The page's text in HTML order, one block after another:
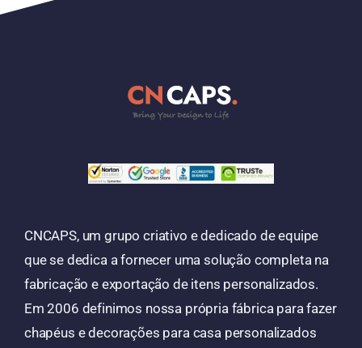
CNCAPS, um grupo criativo e dedicado de equipe
que se dedica a fornecer uma solução completa na
fabricação e exportação de itens personalizados.
Em 2006 definimos nossa própria fábrica para fazer
chapéus e decorações para casa personalizados